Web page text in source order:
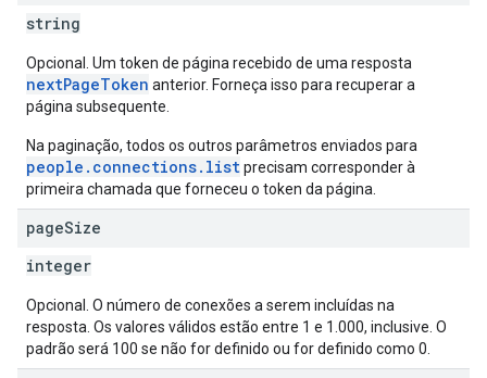
string
Opcional. Um token de página recebido de uma resposta
nextPageToken anterior. Forneça isso para recuperar a
página subsequente.
Na paginação, todos os outros parâmetros enviados para
people.connections.listprecisam corresponder à
primeira chamada que forneceu o token da página.
pageSize
integer
Opcional. O número de conexões a serem incluídas na
resposta. Os valores válidos estão entre 1 e 1.000, inclusive. O
padrão será 100 se não for definido ou for definido como 0.